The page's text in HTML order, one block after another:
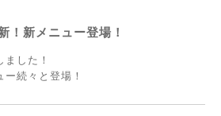
！新メニュー登場！
した！
続々と登場！